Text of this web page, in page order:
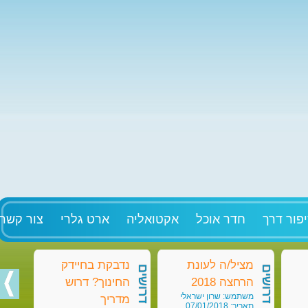
דרך חדר אוכל אקטואליה ארט גלרי צור
מציל/ה לעונת
הרחצה 2018
משתמש: שרון ישראלי
תאריך: 07/01/2018
דרושים
נדבקת בחיידק
החינוך? דרוש
מדריך
דרושים דרושים